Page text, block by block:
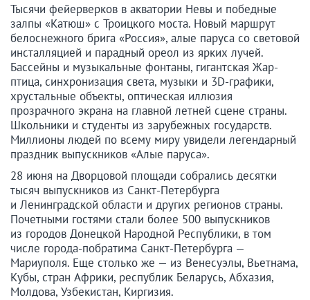
Тысячи фейерверков в акватории Невы и победные
залпы «Катюш» с Троицкого моста. Новый маршрут
белоснежного брига «Россия», алые паруса со световой
инсталляцией и парадный ореол из ярких лучей.
Бассейны и музыкальные фонтаны, гигантская Жар-
птица, синхронизация света, музыки и 3D-графики,
хрустальные объекты, оптическая иллюзия
прозрачного экрана на главной летней сцене страны.
Школьники и студенты из зарубежных государств.
Миллионы людей по всему миру увидели легендарный
праздник выпускников «Алые паруса».
28 июня на Дворцовой площади собрались десятки
тысяч выпускников из Санкт-Петербурга
и Ленинградской области и других регионов страны.
Почетными гостями стали более 500 выпускников
из городов Донецкой Народной Республики, в том
числе города-побратима Санкт-Петербурга —
Мариуполя. Еще столько же — из Венесуэлы, Вьетнама,
Кубы, стран Африки, республик Беларусь, Абхазия,
Молдова, Узбекистан, Киргизия.